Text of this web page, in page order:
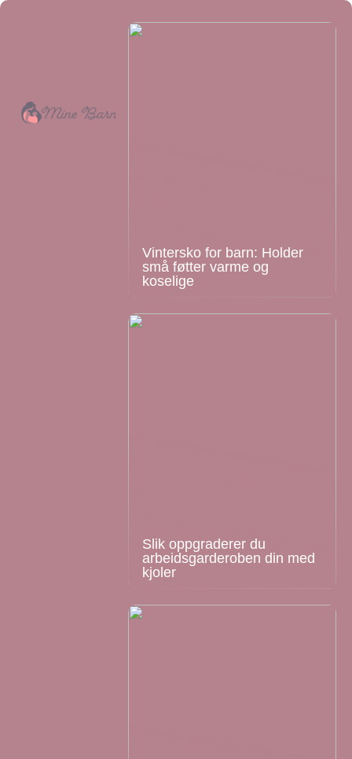
Vintersko for barn: Holder
små føtter varme og
koselige
Slik oppgraderer du
arbeidsgarderoben din med
kjoler